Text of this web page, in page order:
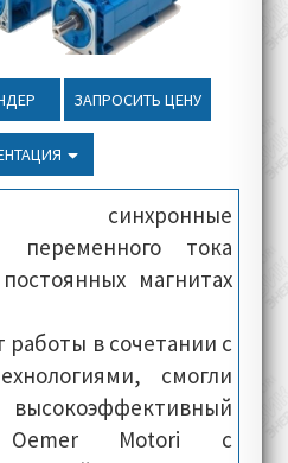
ЗАПРОСИТЬ ЦЕНУ
синхронные
переменного тока
магнитах
в сочетании с
смогли
Oemer Motori с